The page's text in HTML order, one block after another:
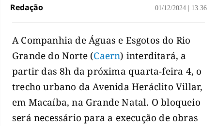
Redação 01/12/2024 13:36
A Companhia de Águas e Esgotos do Rio
Grande do Norte (Caern) interditará, a
partir das 8h da próxima quarta-feira 4, o
trecho urbano da Avenida Heráclito Villar,
em Macaíba, na Grande Natal. O bloqueio
será necessário para a execução de obras